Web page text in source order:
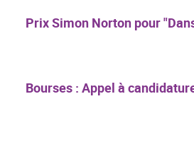
Prix Simon Norton pour
Bourses : Appel à